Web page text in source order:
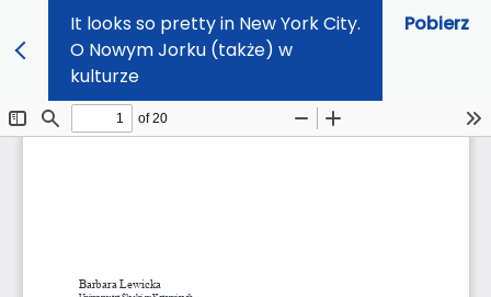
It looks so pretty in New York City.
O Nowym Jorku (także) w
kulturze
Pobierz